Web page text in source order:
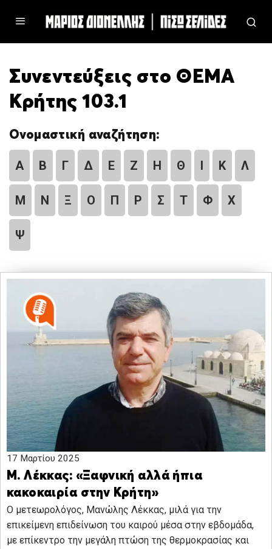
Συνεντεύξεις στο ΘΕΜΑ
Κρήτης 103.1
Ονομαστική αναζήτηση:
Α Β Γ Δ Ε Ζ Η Θ Ι Κ Λ
Μ Ν Ξ Ο Π Ρ Σ Τ Φ Χ
Ψ
17 Μαρτίου 2025
Μ. Λέκκας: «Ξαφνική αλλά ήπια
κακοκαιρία στην Κρήτη»
Ο μετεωρολόγος, Μανώλης Λέκκας, μιλά για την
επικείμενη επιδείνωση του καιρού μέσα στην εβδομάδα,
με επίκεντρο την μεγάλη πτώση της θερμοκρασίας και